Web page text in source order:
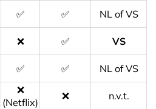
✅ ✅
NL of VS
❌ ✅
VS
✅ ✅
NL of VS
❌
(Netflix)
❌
n.v.t.